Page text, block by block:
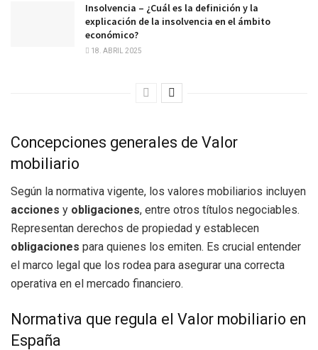
Insolvencia – ¿Cuál es la definición y la
explicación de la insolvencia en el ámbito
económico?
18. ABRIL 2025
Concepciones generales de Valor
mobiliario
Según la normativa vigente, los valores mobiliarios incluyen
acciones y obligaciones, entre otros títulos negociables.
Representan derechos de propiedad y establecen
obligaciones para quienes los emiten. Es crucial entender
el marco legal que los rodea para asegurar una correcta
operativa en el mercado financiero.
Normativa que regula el Valor mobiliario en
España